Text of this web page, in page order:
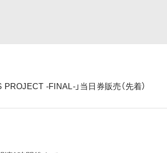
-FINAL-」当日券販売（先着）